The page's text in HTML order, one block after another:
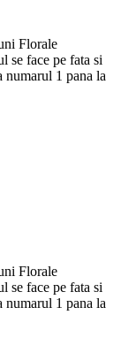
Florale
se face pe fata si
numarul 1 pana la
Florale
se face pe fata si
numarul 1 pana la